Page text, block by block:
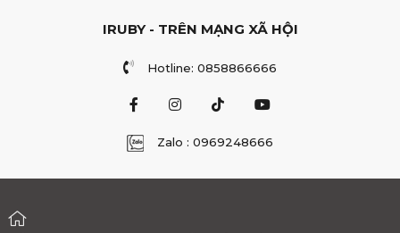
IRUBY - TRÊN MẠNG XÃ HỘI
Hotline: 0858866666
Zalo : 0969248666